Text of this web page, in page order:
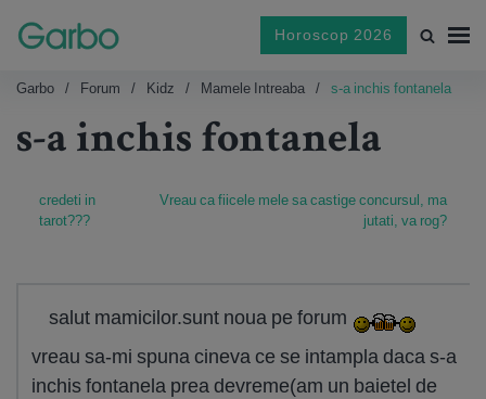
Horoscop 2026
Garbo Forum Kidz Mamele Intreaba s-a inchis fontanela
s-a inchis fontanela
credeti in
tarot???
Vreau ca fiicele mele sa castige concursul, ma
jutati, va rog?
salut mamicilor.sunt noua pe forum
vreau sa-mi spuna cineva ce se intampla daca s-a
inchis fontanela prea devreme(am un baietel de